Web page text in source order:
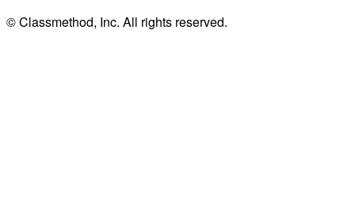
© Classmethod, Inc. All rights reserved.